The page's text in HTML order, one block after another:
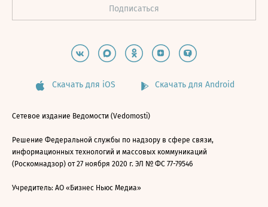
Скачать для iOS Скачать для Android
Сетевое издание Ведомости (Vedomosti)
Решение Федеральной службы по надзору в сфере связи,
информационных технологий и массовых коммуникаций
(Роскомнадзор) от 27 ноября 2020 г. ЭЛ № ФС 77-79546
Учредитель: АО «Бизнес Ньюс Медиа»